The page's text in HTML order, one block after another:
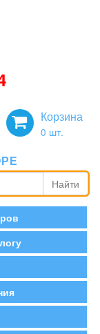
Корзина
0 шт.
Найти